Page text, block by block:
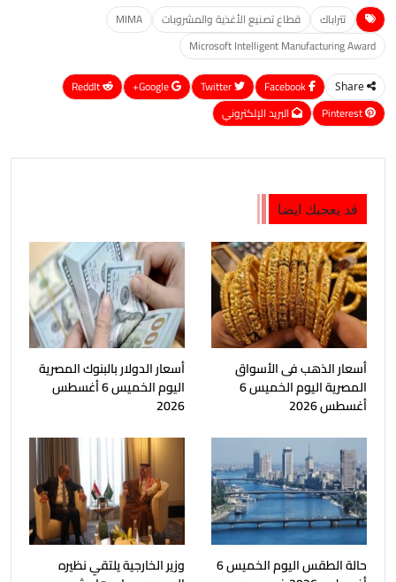
تتراباك قطاع تصنيع الأغذية والمشروبات
MIMA
Microsoft Intelligent Manufacturing Award
Share
Google+
ReddIt
Pinterest
البريد الإلكتروني
قد يعجبك ايضا
أسعار الذهب فى الأسواق
المصرية اليوم الخميس 6
أغسطس 2026
أسعار الدولار بالبنوك المصرية
اليوم الخميس 6 أغسطس
2026
حالة الطقس اليوم الخميس 6
وزير الخارجية يلتقي نظيره